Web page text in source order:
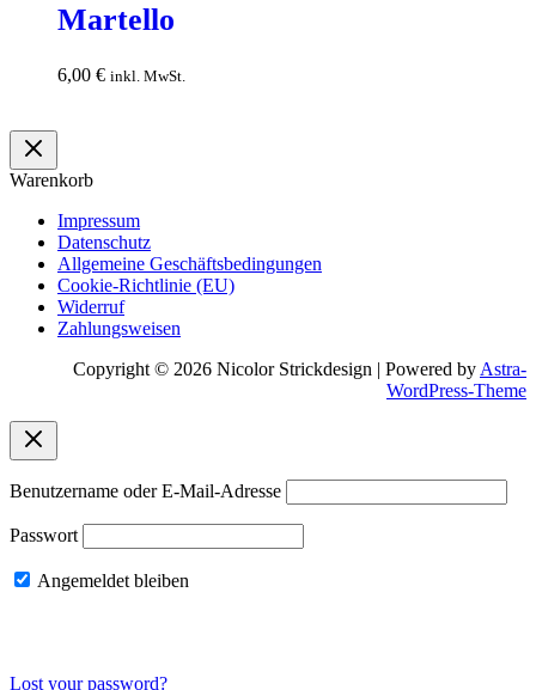
Martello
6,00 € inkl. MwSt.
Warenkorb
Impressum
Datenschutz
Allgemeine Geschäftsbedingungen
Cookie-Richtlinie (EU)
Widerruf
Zahlungsweisen
Copyright © 2026 Nicolor Strickdesign | Powered byAstra-
WordPress-Theme
Benutzername oder E-Mail-Adresse
Passwort
Angemeldet bleiben
Lost your password?